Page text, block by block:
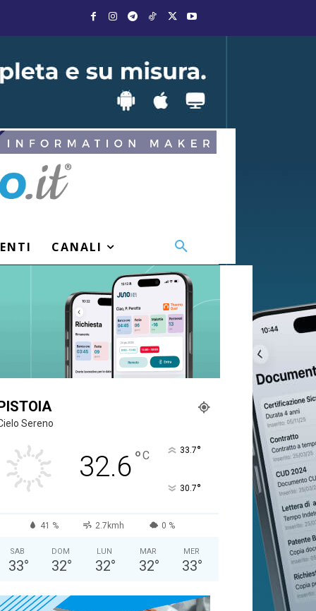
CANALI
Sereno
32.6°C 33.7°
30.7°
41 % 2.7kmh 0 %
SAB
33°
DOM
32°
LUN
32°
MAR
32°
MER
33°